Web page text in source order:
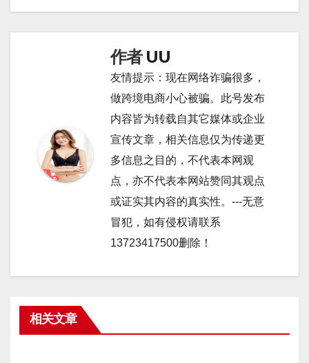
航
作者 UU
友情提示：现在网络诈骗很多，
做跨境电商小心被骗。此号发布
内容皆为转载自其它媒体或企业
宣传文章，相关信息仅为传递更
多信息之目的，不代表本网观
点，亦不代表本网站赞同其观点
或证实其内容的真实性。---无意
冒犯，如有侵权请联系
13723417500删除！
相关文章